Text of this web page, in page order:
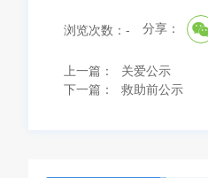
浏览次数： - 分享：
上一篇：
关爱公示
下一篇：
救助前公示